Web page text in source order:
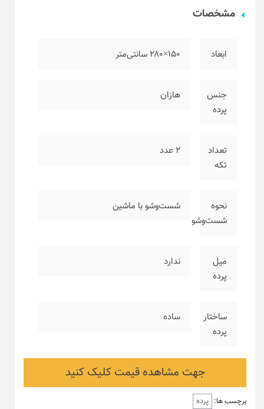
مشخصات
ابعاد ۱۵۰×۲۸۰ سانتی‌متر
جنس
پرده
هازان
تعداد
تکه
۲ عدد
نحوه
شست‌وشو
شست‌وشو با ماشین
میل
پرده
ندارد
ساختار
پرده
ساده
جهت مشاهده قیمت کلیک کنید
برچسب ها: پرده